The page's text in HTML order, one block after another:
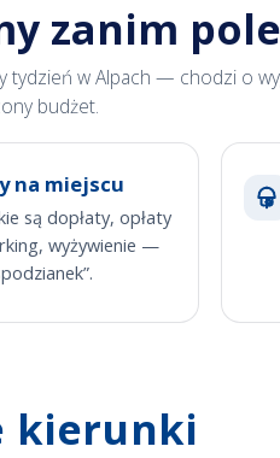
zanim
tydzień w Alpach — chodzi o
budżet.
na miejscu
są dopłaty, opłaty
wyżywienie —
kierunki